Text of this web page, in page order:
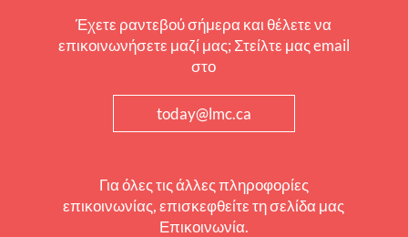
Έχετε ραντεβού σήμερα και θέλετε να
επικοινωνήσετε μαζί μας; Στείλτε μας email
στο
today@lmc.ca
Για όλες τις άλλες πληροφορίες
επικοινωνίας, επισκεφθείτε τη σελίδα μας
Επικοινωνία.